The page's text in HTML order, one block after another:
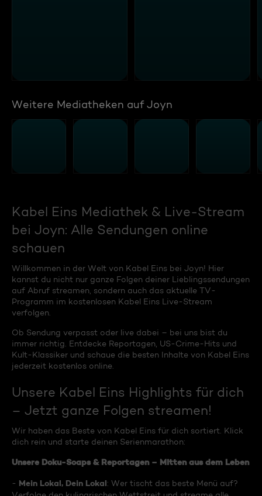
Weitere Mediatheken auf Joyn
Kabel Eins Mediathek & Live-Stream
bei Joyn: Alle Sendungen online
schauen
Willkommen in der Welt von Kabel Eins bei Joyn! Hier
kannst du nicht nur ganze Folgen deiner Lieblingssendungen
auf Abruf streamen, sondern auch das aktuelle TV-
Programm im kostenlosen Kabel Eins Live-Stream
verfolgen.
Ob Sendung verpasst oder live dabei – bei uns bist du
immer richtig. Entdecke Reportagen, US-Crime-Hits und
Kult-Klassiker und schaue die besten Inhalte von Kabel Eins
jederzeit kostenlos online.
Unsere Kabel Eins Highlights für dich
– Jetzt ganze Folgen streamen!
Wir haben das Beste von Kabel Eins für dich sortiert. Klick
dich rein und starte deinen Serienmarathon:
Unsere Doku-Soaps & Reportagen – Mitten aus dem Leben
- Mein Lokal, Dein Lokal: Wer tischt das beste Menü auf?